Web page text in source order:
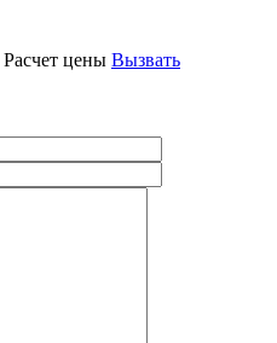
Расчет цены Вызвать